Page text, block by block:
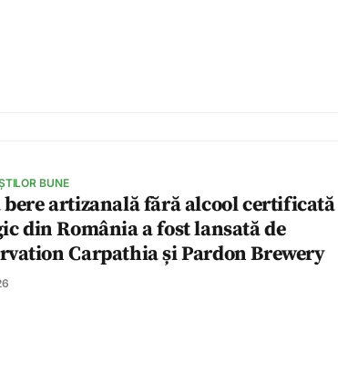
BUNE
artizanală fără alcool certificată
din România a fost lansată de
Carpathia și Pardon Brewery